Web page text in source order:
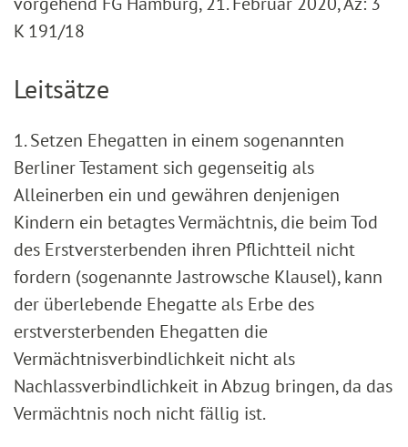
K 191/18
Leitsätze
1. Setzen Ehegatten in einem sogenannten
Berliner Testament sich gegenseitig als
Alleinerben ein und gewähren denjenigen
Kindern ein betagtes Vermächtnis, die beim Tod
des Erstversterbenden ihren Pflichtteil nicht
fordern (sogenannte Jastrowsche Klausel), kann
der überlebende Ehegatte als Erbe des
erstversterbenden Ehegatten die
Vermächtnisverbindlichkeit nicht als
Nachlassverbindlichkeit in Abzug bringen, da das
Vermächtnis noch nicht fällig ist.